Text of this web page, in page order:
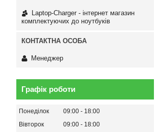
Laptop-Charger - інтернет магазин
комплектуючих до ноутбуків
Менеджер
Графік роботи
Понеділок 09:00
18:00
Вівторок
09:00
18:00